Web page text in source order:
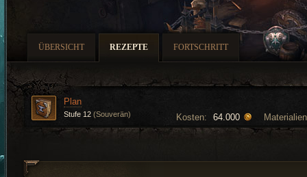
ÜBERSICHT REZEPTE FORTSCHRITT
Kosten: 64.000
Plan
Stufe 12 (Souverän)